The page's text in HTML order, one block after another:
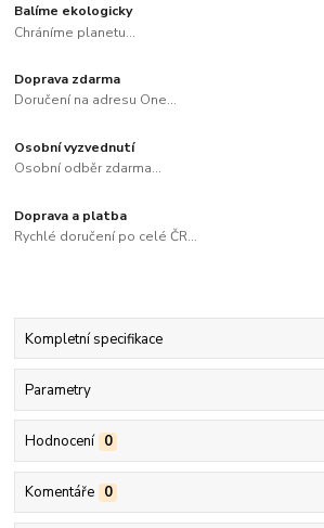
Balíme ekologicky
Chráníme planetu...
Doprava zdarma
Doručení na adresu One...
Osobní vyzvednutí
Osobní odběr zdarma...
Doprava a platba
Rychlé doručení po celé ČR...
Kompletní specifikace
Parametry
Hodnocení 0
Komentáře 0